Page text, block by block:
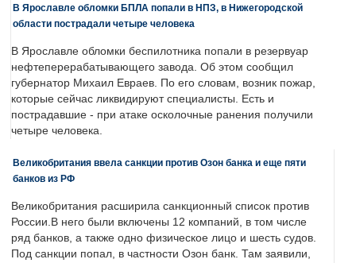
В Ярославле обломки БПЛА попали в НПЗ, в Нижегородской
области пострадали четыре человека
В Ярославле обломки беспилотника попали в резервуар
нефтеперерабатывающего завода. Об этом сообщил
губернатор Михаил Евраев. По его словам, возник пожар,
которые сейчас ликвидируют специалисты. Есть и
пострадавшие - при атаке осколочные ранения получили
четыре человека.
Великобритания ввела санкции против Озон банка и еще пяти
банков из РФ
Великобритания расширила санкционный список против
России.В него были включены 12 компаний, в том числе
ряд банков, а также одно физическое лицо и шесть судов.
Под санкции попал, в частности Озон банк. Там заявили,